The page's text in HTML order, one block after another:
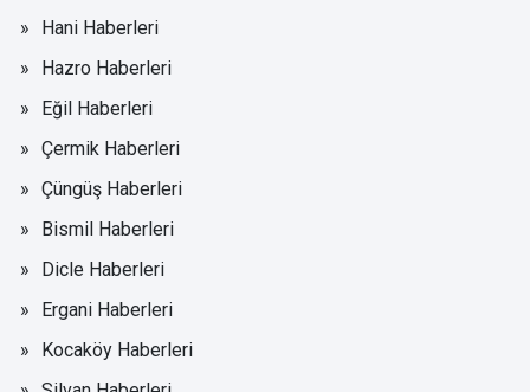
Hani Haberleri
Hazro Haberleri
Eğil Haberleri
Çermik Haberleri
Çüngüş Haberleri
Bismil Haberleri
Dicle Haberleri
Ergani Haberleri
Kocaköy Haberleri